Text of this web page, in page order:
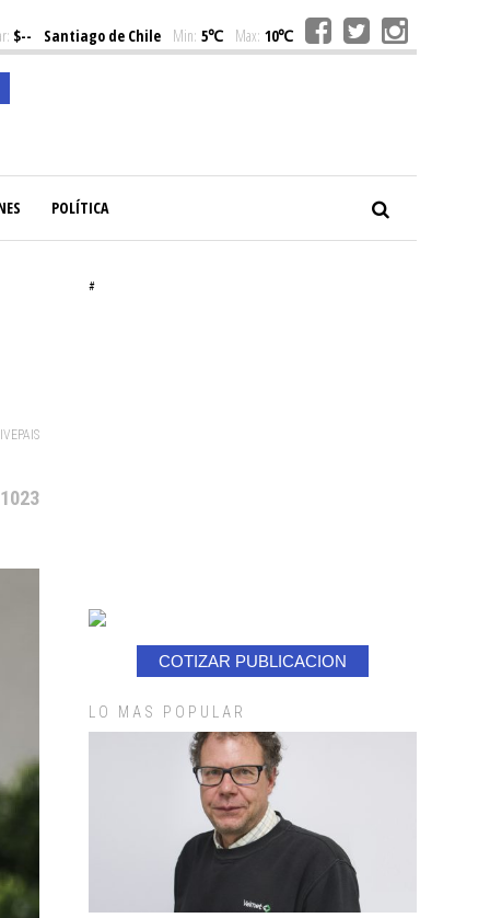
$-- Santiago de Chile Min: 5℃ Max: 10℃
POLÍTICA
#
COTIZAR PUBLICACION
LO MAS POPULAR